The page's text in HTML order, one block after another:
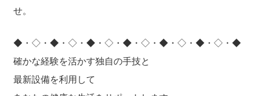
せ。
◆・◇・◆・◇・◆・◇・◆・◇・◆・◇・◆・◇・◆
確かな経験を活かす独自の手技と
最新設備を利用して